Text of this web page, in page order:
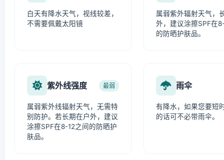
白天有降水天气，视线较差，
不需要佩戴太阳镜
属弱紫外辐射天气，
外，建议涂擦SPF在
的防晒护肤品。
紫外线强度 最弱
属弱紫外线辐射天气，无需特
别防护。若长期在户外，建议
涂擦SPF在8-12之间的防晒护
肤品。
雨伞
有降水，如果您要短
的话可不必带雨伞。